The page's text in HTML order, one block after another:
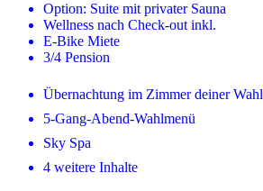
Option: Suite mit privater Sauna
Wellness nach Check-out inkl.
E-Bike Miete
3/4 Pension
Übernachtung im Zimmer deiner Wahl
5-Gang-Abend-Wahlmenü
Sky Spa
4 weitere Inhalte